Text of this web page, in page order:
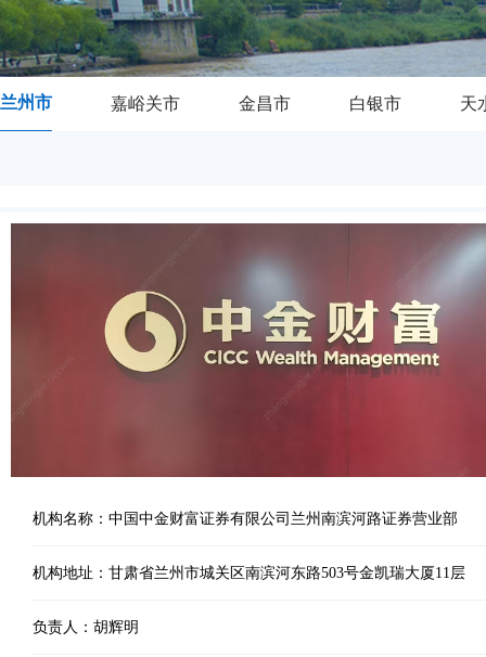
兰州市 嘉峪关市 金昌市 白银市 天
机构名称：中国中金财富证券有限公司兰州南滨河路证券营业部
机构地址：甘肃省兰州市城关区南滨河东路503号金凯瑞大厦11层
负责人：胡辉明